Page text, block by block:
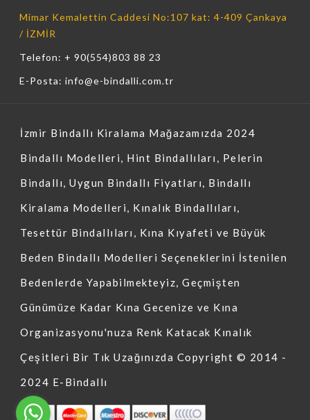
Mimar Kemalettin Caddesi No:107 kat: 4-409 Çankaya
/ İZMİR
Telefon: + 90(554)803 88 23
E-Posta: info@e-bindalli.com.tr
İzmir Bindallı Kiralama Mağazamızda 2024
Bindallı Modelleri, Hint Bindallıları, Pelerin
Bindallı, Uygun Bindallı Fiyatları, Bindallı
Kiralama Modelleri, Kınalık Bindallıları,
Tesettür Bindallıları, Kına Kıyafeti ve Büyük
Beden Bindallı Modelleri Seçeneklerini İstenilen
Bedenlerde Yapabilmekteyiz, Geçmişten
Günümüze Kadar Kına Gecenize ve Kına
Organizasyonu'nuza Renk Katacak Kınalık
Çeşitleri Bir Tık Uzağınızda Copyright © 2014 -
2024 E-Bindallı